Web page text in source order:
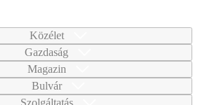
Közélet
Gazdaság
Magazin
Bulvár
Szolgáltatás